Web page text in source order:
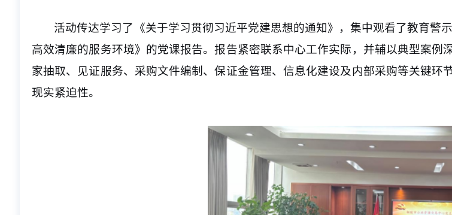
活动传达学习了《关于学习贯彻习近平党建思想的通知》，集中观看了教育警
高效清廉的服务环境》的党课报告。报告紧密联系中心工作实际，并辅以典型案
家抽取、见证服务、采购文件编制、保证金管理、信息化建设及内部采购等关键
现实紧迫性。